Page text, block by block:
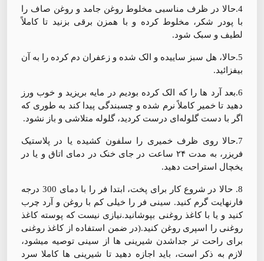
4.حالا در ظرف مناسبی مخلوط روغن جامد و روغن صاف را
با پودر شکر، مخلوط کرده و با همزن برقی بزنید تا کاملاً
لطیف و سبک شود.
5.حالا، هل سبز ساییده و الک شده و زعفران دم کرده را به آن
بیفزائید.
6.بعد آرد ها را که الک کرده بودیم در مایه بریزید و خوب ورز
دهید تا خمیر کاملاً نرم شده و چسبندگی پیدا کند به طوری که
اگر با دست گلوله‌ای درست کردید، گلوله متلاشی و باز نشود.
7.حالا روی ظرف خمیری را سلفون کشیده یا در پلاستیک
فریزر، به مدت ۲۴ ساعت در جای خنک در دمای اتاق و یا در
یخچال استراحت دهید.
8. حالا در شروع کار برای پخت، ابتدا فر را با دمای 300 درجه
فارنهایت گرم کنید. سینی فر را خیلی کم با روغن و آرد چرب
کنید و یا با کاغذ روغنی بپوشانید.نیازی نیست که پوسته کاغذ
روغنی را اسپری روغن کنید.(در ضمن استفاده از کاغذ روغنی
برای راحت تر جداشدن شیرینی ها از سینی توصیه میشود،
لازم به ذکر است، باید اجازه دهید تا شیرینی ها کاملا سرد